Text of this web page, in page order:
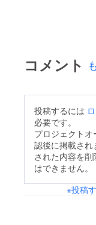
コメント
投稿するには
必要です。
プロジェクト
認後に掲載され
された内容を削
はできません。
※投稿